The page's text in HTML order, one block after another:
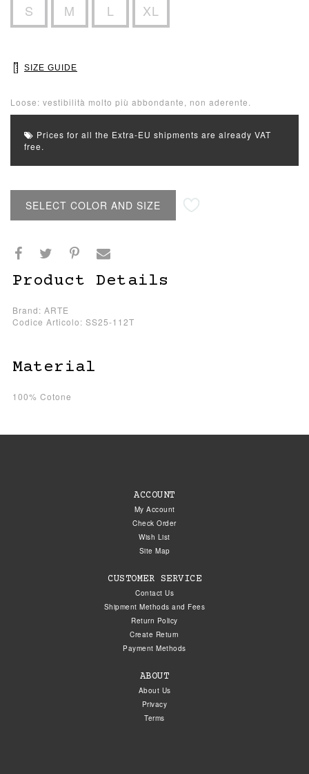
S M L XL
SIZE GUIDE
Loose: vestibilità molto più abbondante, non aderente.
Prices for all the Extra-EU shipments are already VAT
free.
SELECT COLOR AND SIZE
Product Details
Brand: ARTE
Codice Articolo: SS25-112T
Material
100% Cotone
ACCOUNT
My Account
Check Order
Wish List
Site Map
CUSTOMER SERVICE
Contact Us
Shipment Methods and Fees
Return Policy
Create Return
Payment Methods
ABOUT
About Us
Privacy
Terms